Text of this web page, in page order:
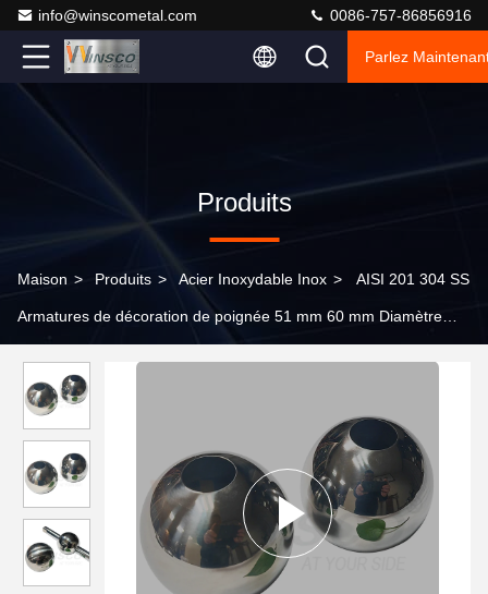
info@winscometal.com 0086-757-86856916
Parlez
Produits
Maison > Produits > Acier Inoxydable Inox > AISI 201 304 SS
Armatures de décoration de poignée 51 mm 60 mm Diamètre